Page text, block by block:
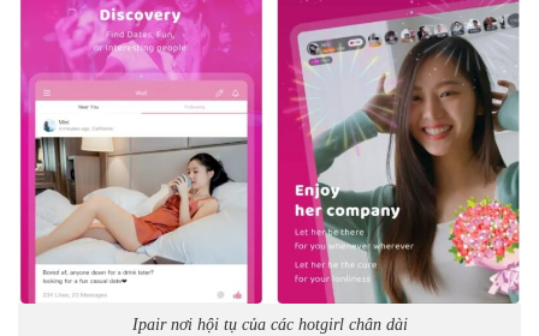
Ipair nơi hội tụ của các hotgirl chân dài